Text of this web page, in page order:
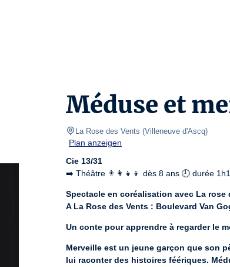
Méduse et
La Rose des Vents (Villeneuve d'Ascq)
Plan anzeigen
Cie 13/31
➡️ Théâtre 👨‍👩‍👧‍👦 dès 8 ans 🕘 durée
Spectacle en coréalisation avec La
A La Rose des Vents : Boulevard Van
Un conte pour apprendre à regarder le
Merveille est un jeune garçon que son
lui raconter des histoires féériques.